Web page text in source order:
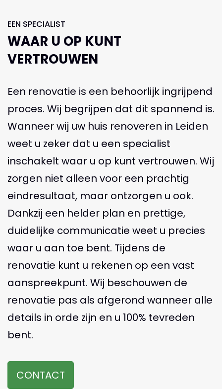
EEN SPECIALIST
WAAR U OP KUNT
VERTROUWEN
Een renovatie is een behoorlijk ingrijpend
proces. Wij begrijpen dat dit spannend is.
Wanneer wij uw huis renoveren in Leiden
weet u zeker dat u een specialist
inschakelt waar u op kunt vertrouwen. Wij
zorgen niet alleen voor een prachtig
eindresultaat, maar ontzorgen u ook.
Dankzij een helder plan en prettige,
duidelijke communicatie weet u precies
waar u aan toe bent. Tijdens de
renovatie kunt u rekenen op een vast
aanspreekpunt. Wij beschouwen de
renovatie pas als afgerond wanneer alle
details in orde zijn en u 100% tevreden
bent.
CONTACT